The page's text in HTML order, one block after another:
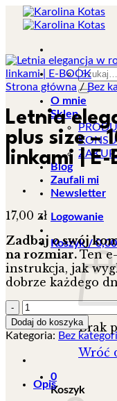
Przewiń
Szukaj:
O mnie
Sklep
Blog
Zaufali mi
Newsletter
Logowanie
Koszyk /
Brak
Wróć
0
Koszyk
Strona główna / Bez
Letnia
plus size –
linkami | E-
17,00 zł
Zadbaj o swój
na rozmiar. Ten
instrukcja, jak
dobrze każdego
ilość
Letnia
elegancja
rozmiarze
size
Dodaj do koszyka
Kategoria: Bez
Opis